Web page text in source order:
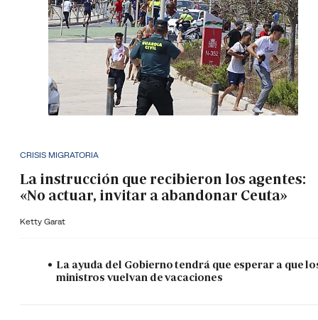
CRISIS MIGRATORIA
La instrucción que recibieron los agentes:
«No actuar, invitar a abandonar Ceuta»
Ketty Garat
La ayuda del Gobierno tendrá que esperar a que
ministros vuelvan de vacaciones